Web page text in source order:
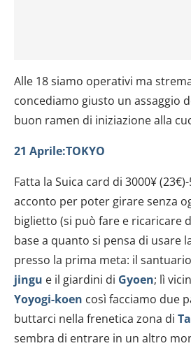
Alle 18 siamo operativi ma
concediamo giusto un assaggio
buon ramen di iniziazione alla
21 Aprile:TOKYO
Fatta la Suica card di 3000¥
acconto per poter girare senza
biglietto (si può fare e ricaricare
base a quanto si pensa di usare
presso la prima meta: il
jingu e il giardini di Gyoen; lì
Yoyogi-koen così facciamo due
buttarci nella frenetica zona di
sembra di entrare in un altro